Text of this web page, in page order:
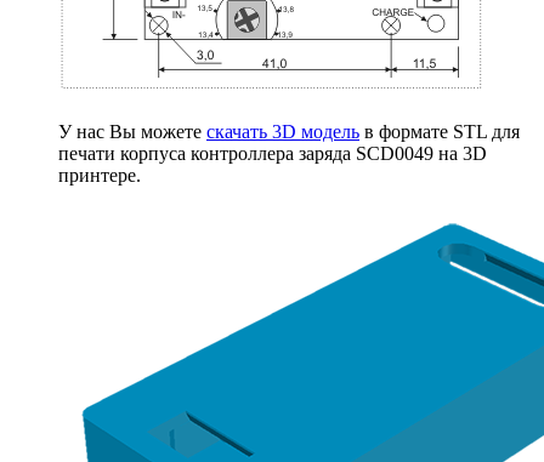
У нас Вы можете скачать 3D модель в формате STL для
печати корпуса контроллера заряда SCD0049 на 3D
принтере.